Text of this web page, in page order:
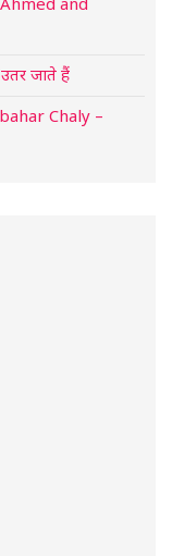
जाते हैं
Chaly –